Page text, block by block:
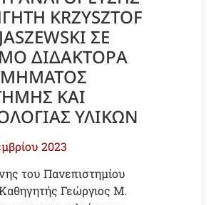
KRZYSZTOF
ΣΕ
ΔΙΔΑΚΤΟΡΑ
ΚΑΙ
ΥΛΙΚΩΝ
2023
του Πανεπιστημίου
Γεώργιος Μ.